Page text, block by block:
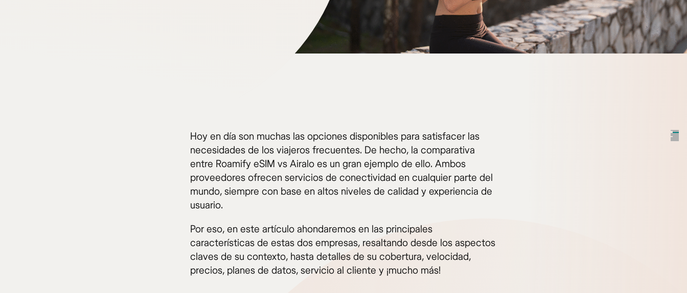
Hoy en día son muchas las opciones disponibles para satisfacer las
necesidades de los viajeros frecuentes. De hecho, la comparativa
entre Roamify eSIM vs Airalo es un gran ejemplo de ello. Ambos
proveedores ofrecen servicios de conectividad en cualquier parte del
mundo, siempre con base en altos niveles de calidad y experiencia de
usuario.
Por eso, en este artículo ahondaremos en las principales
características de estas dos empresas, resaltando desde los aspectos
claves de su contexto, hasta detalles de su cobertura, velocidad,
precios, planes de datos, servicio al cliente y ¡mucho más!